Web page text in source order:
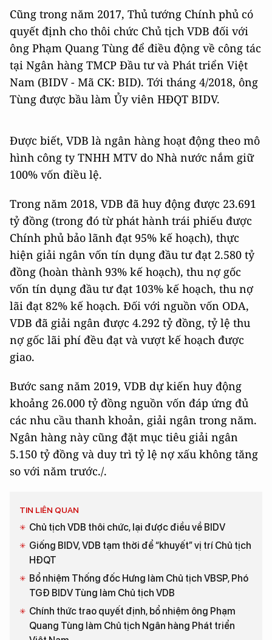
Cũng trong năm 2017, Thủ tướng Chính phủ có
quyết định cho thôi chức Chủ tịch VDB đối với
ông Phạm Quang Tùng để điều động về công tác
tại Ngân hàng TMCP Đầu tư và Phát triển Việt
Nam (BIDV - Mã CK: BID). Tới tháng 4/2018, ông
Tùng được bầu làm Ủy viên HĐQT BIDV.
Được biết, VDB là ngân hàng hoạt động theo mô
hình công ty TNHH MTV do Nhà nước nắm giữ
100% vốn điều lệ.
Trong năm 2018, VDB đã huy động được 23.691
tỷ đồng (trong đó từ phát hành trái phiếu được
Chính phủ bảo lãnh đạt 95% kế hoạch), thực
hiện giải ngân vốn tín dụng đầu tư đạt 2.580 tỷ
đồng (hoàn thành 93% kế hoạch), thu nợ gốc
vốn tín dụng đầu tư đạt 103% kế hoạch, thu nợ
lãi đạt 82% kế hoạch. Đối với nguồn vốn ODA,
VDB đã giải ngân được 4.292 tỷ đồng, tỷ lệ thu
nợ gốc lãi phí đều đạt và vượt kế hoạch được
giao.
Bước sang năm 2019, VDB dự kiến huy động
khoảng 26.000 tỷ đồng nguồn vốn đáp ứng đủ
các nhu cầu thanh khoản, giải ngân trong năm.
Ngân hàng này cũng đặt mục tiêu giải ngân
5.150 tỷ đồng và duy trì tỷ lệ nợ xấu không tăng
so với năm trước./.
TIN LIÊN QUAN
Chủ tịch VDB thôi chức, lại được điều về BIDV
Giống BIDV, VDB tạm thời để “khuyết” vị trí Chủ tịch
HĐQT
Bổ nhiệm Thống đốc Hưng làm Chủ tịch VBSP, Phó
TGĐ BIDV Tùng làm Chủ tịch VDB
Chính thức trao quyết định, bổ nhiệm ông Phạm
Quang Tùng làm Chủ tịch Ngân hàng Phát triển